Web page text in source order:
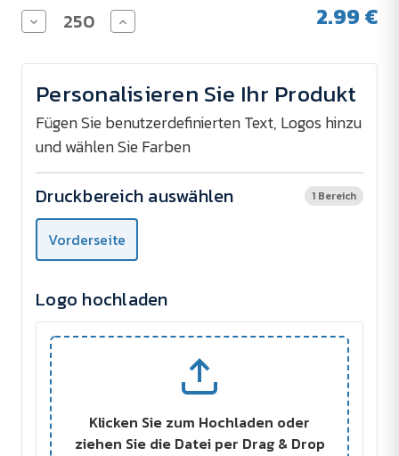
Menge
von
für
Dosen
SPECTRUM
verringern
Menge
von
für
Dosen
SPECTRUM
erhöhen
2.99 €
Personalisieren Sie Ihr Produkt
Fügen Sie benutzerdefinierten Text, Logos hinzu
und wählen Sie Farben
Druckbereich auswählen 1 Bereich
Vorderseite
Logo hochladen
Klicken Sie zum Hochladen oder
ziehen Sie die Datei per Drag & Drop